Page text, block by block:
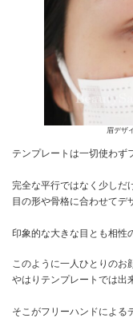
眉デザ
テンプレートは一切使わず
完全な平行ではなく少しだ
目の形や骨格に合わせてデ
印象的な大きな目とも相
このように一人ひとりのお
やはりテンプレートでは出
そこがフリーハンドによる